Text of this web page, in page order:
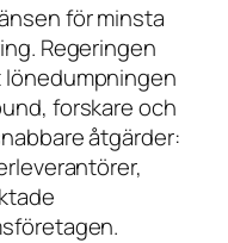
för minsta
Regeringen
forskare och
åtgärder: